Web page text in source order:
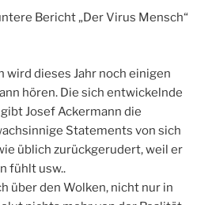
Bericht „Der Virus Mensch“
wird dieses Jahr noch einigen
hören. Die sich entwickelnde
Josef Ackermann die
Statements von sich
üblich zurückgerudert, weil er
fühlt usw..
über den Wolken, nicht nur in